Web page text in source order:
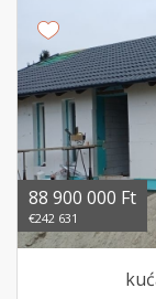
88 900 000 Ft
€242 631